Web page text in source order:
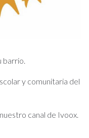
barrio.
y comunitaria del
canal de Ivoox.